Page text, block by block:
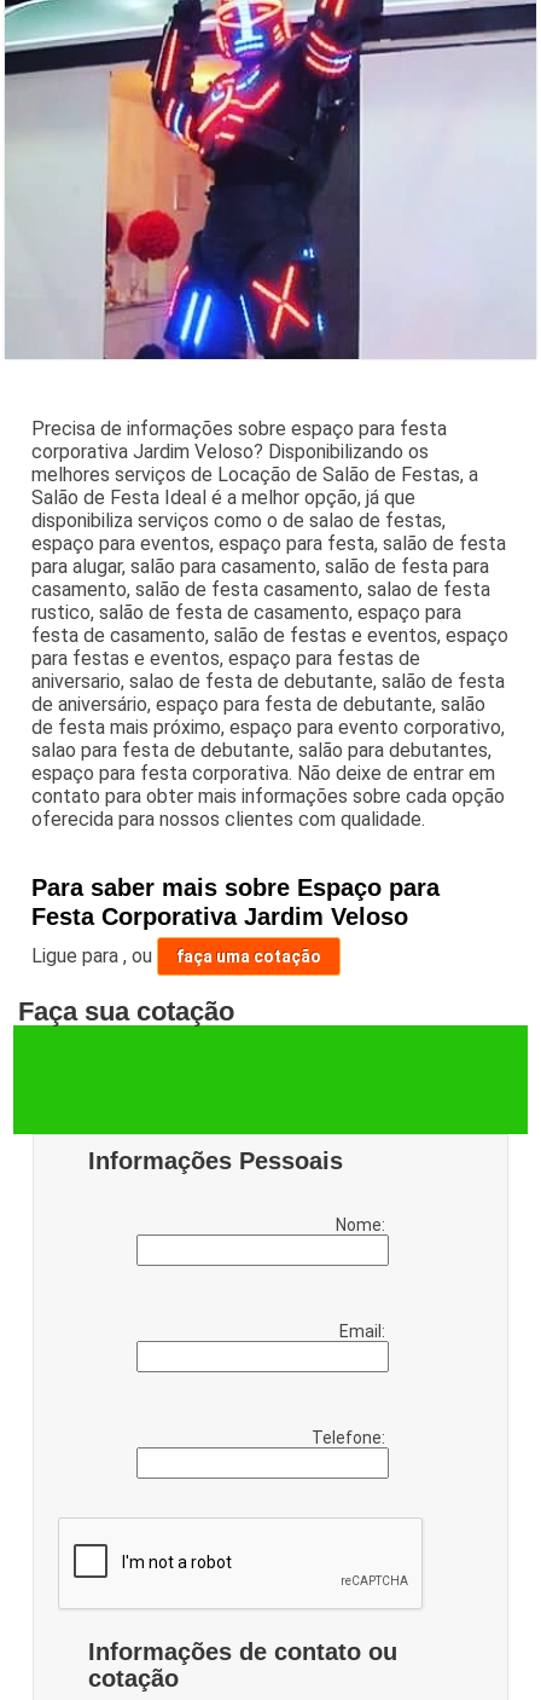
Precisa de informações sobre espaço para festa
corporativa Jardim Veloso? Disponibilizando os
melhores serviços de Locação de Salão de Festas, a
Salão de Festa Ideal é a melhor opção, já que
disponibiliza serviços como o de salao de festas,
espaço para eventos, espaço para festa, salão de festa
para alugar, salão para casamento, salão de festa para
casamento, salão de festa casamento, salao de festa
rustico, salão de festa de casamento, espaço para
festa de casamento, salão de festas e eventos, espaço
para festas e eventos, espaço para festas de
aniversario, salao de festa de debutante, salão de festa
de aniversário, espaço para festa de debutante, salão
de festa mais próximo, espaço para evento corporativo,
salao para festa de debutante, salão para debutantes,
espaço para festa corporativa. Não deixe de entrar em
contato para obter mais informações sobre cada opção
oferecida para nossos clientes com qualidade.
Para saber mais sobre Espaço para
Festa Corporativa Jardim Veloso
Ligue para,ou faça uma cotação
Faça sua cotação
Informações Pessoais
Nome:
Email:
Telefone:
Informações de contato ou
cotação